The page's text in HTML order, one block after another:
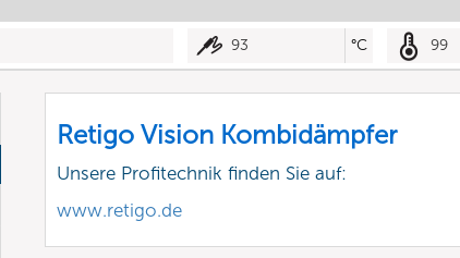
93 °C 99
Retigo Vision Kombidämpfer
Unsere Profitechnik finden Sie auf:
www.retigo.de